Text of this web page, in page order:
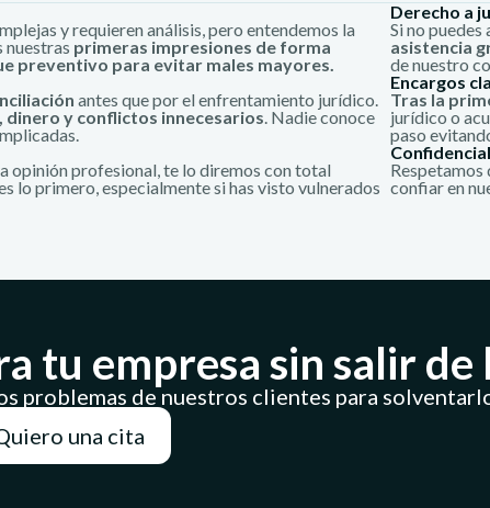
y requieren análisis, pero entendemos la
nuestras primeras impresiones de forma
preventivo para evitar males mayores.
antes que por el enfrentamiento jurídico.
y conflictos innecesarios. Nadie conoce
opinión profesional, te lo diremos con total
lo primero, especialmente si has visto vulnerados
Derecho a
Si no
asistencia
de nuestro
Encargos
Tras la
jurídico o
paso
confiar en
tu empresa sin salir
problemas de nuestros clientes para
una cita